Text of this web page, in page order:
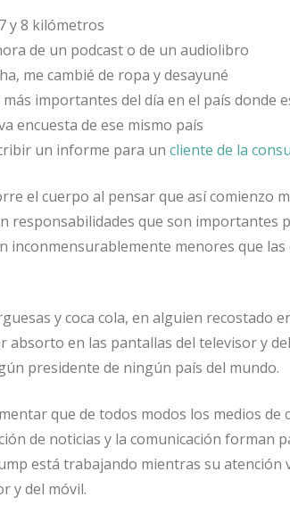
y 8 kilómetros
de un podcast o de un audiolibro
me cambié de ropa y desayuné
más importantes del día en el país donde
encuesta de ese mismo país
un informe para uncliente de la
el cuerpo al pensar que así comienzo
responsabilidades que son importantes
inconmensurablemente menores que las
y coca cola, en alguien recostado
absorto en las pantallas del televisor y
presidente de ningún país del mundo.
que de todos modos los medios de
de noticias y la comunicación forman
está trabajando mientras su atención
y del móvil.